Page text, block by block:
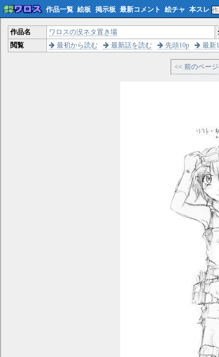
作品一覧 絵板 掲示板 最新コメント 絵チャ 本スレ
作品名 ワロスの没ネタ置き場
閲覧
最初から読む 最新話を読む 先頭10p 最新
<< 前のペー